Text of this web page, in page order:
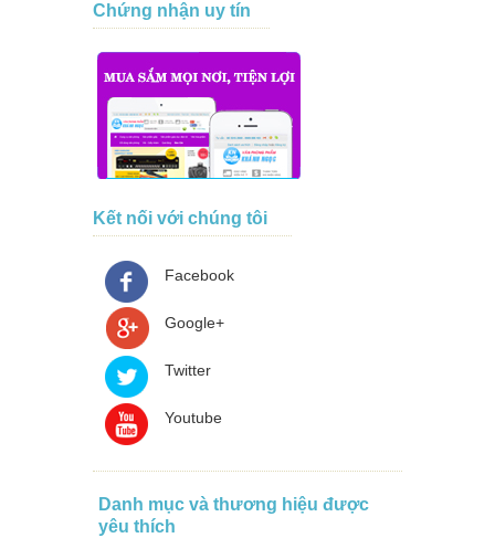
Chứng nhận uy tín
Kết nối với chúng tôi
Facebook
Google+
Twitter
Youtube
Danh mục và thương hiệu được
yêu thích